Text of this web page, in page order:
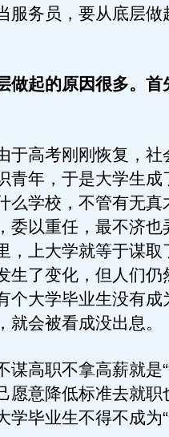
服务员，要从底层做
做起的原因很多。首
高考刚刚恢复，社
青年，于是大学生成
么学校，不管有无真
委以重任，最不济也
，上大学就等于谋取
生了变化，但人们仍
个大学毕业生没有成
会被看成没出息。
高职不拿高薪就是“
愿意降低标准去就职
学毕业生不得不成为